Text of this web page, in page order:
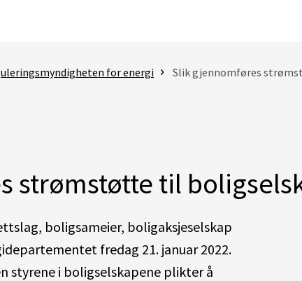
for energi Slik gjennomføres
strømstøtte til
boligsameier, boligaksjeselskap
fredag 21. januar 2022.
styrene i boligselskapene plikter å